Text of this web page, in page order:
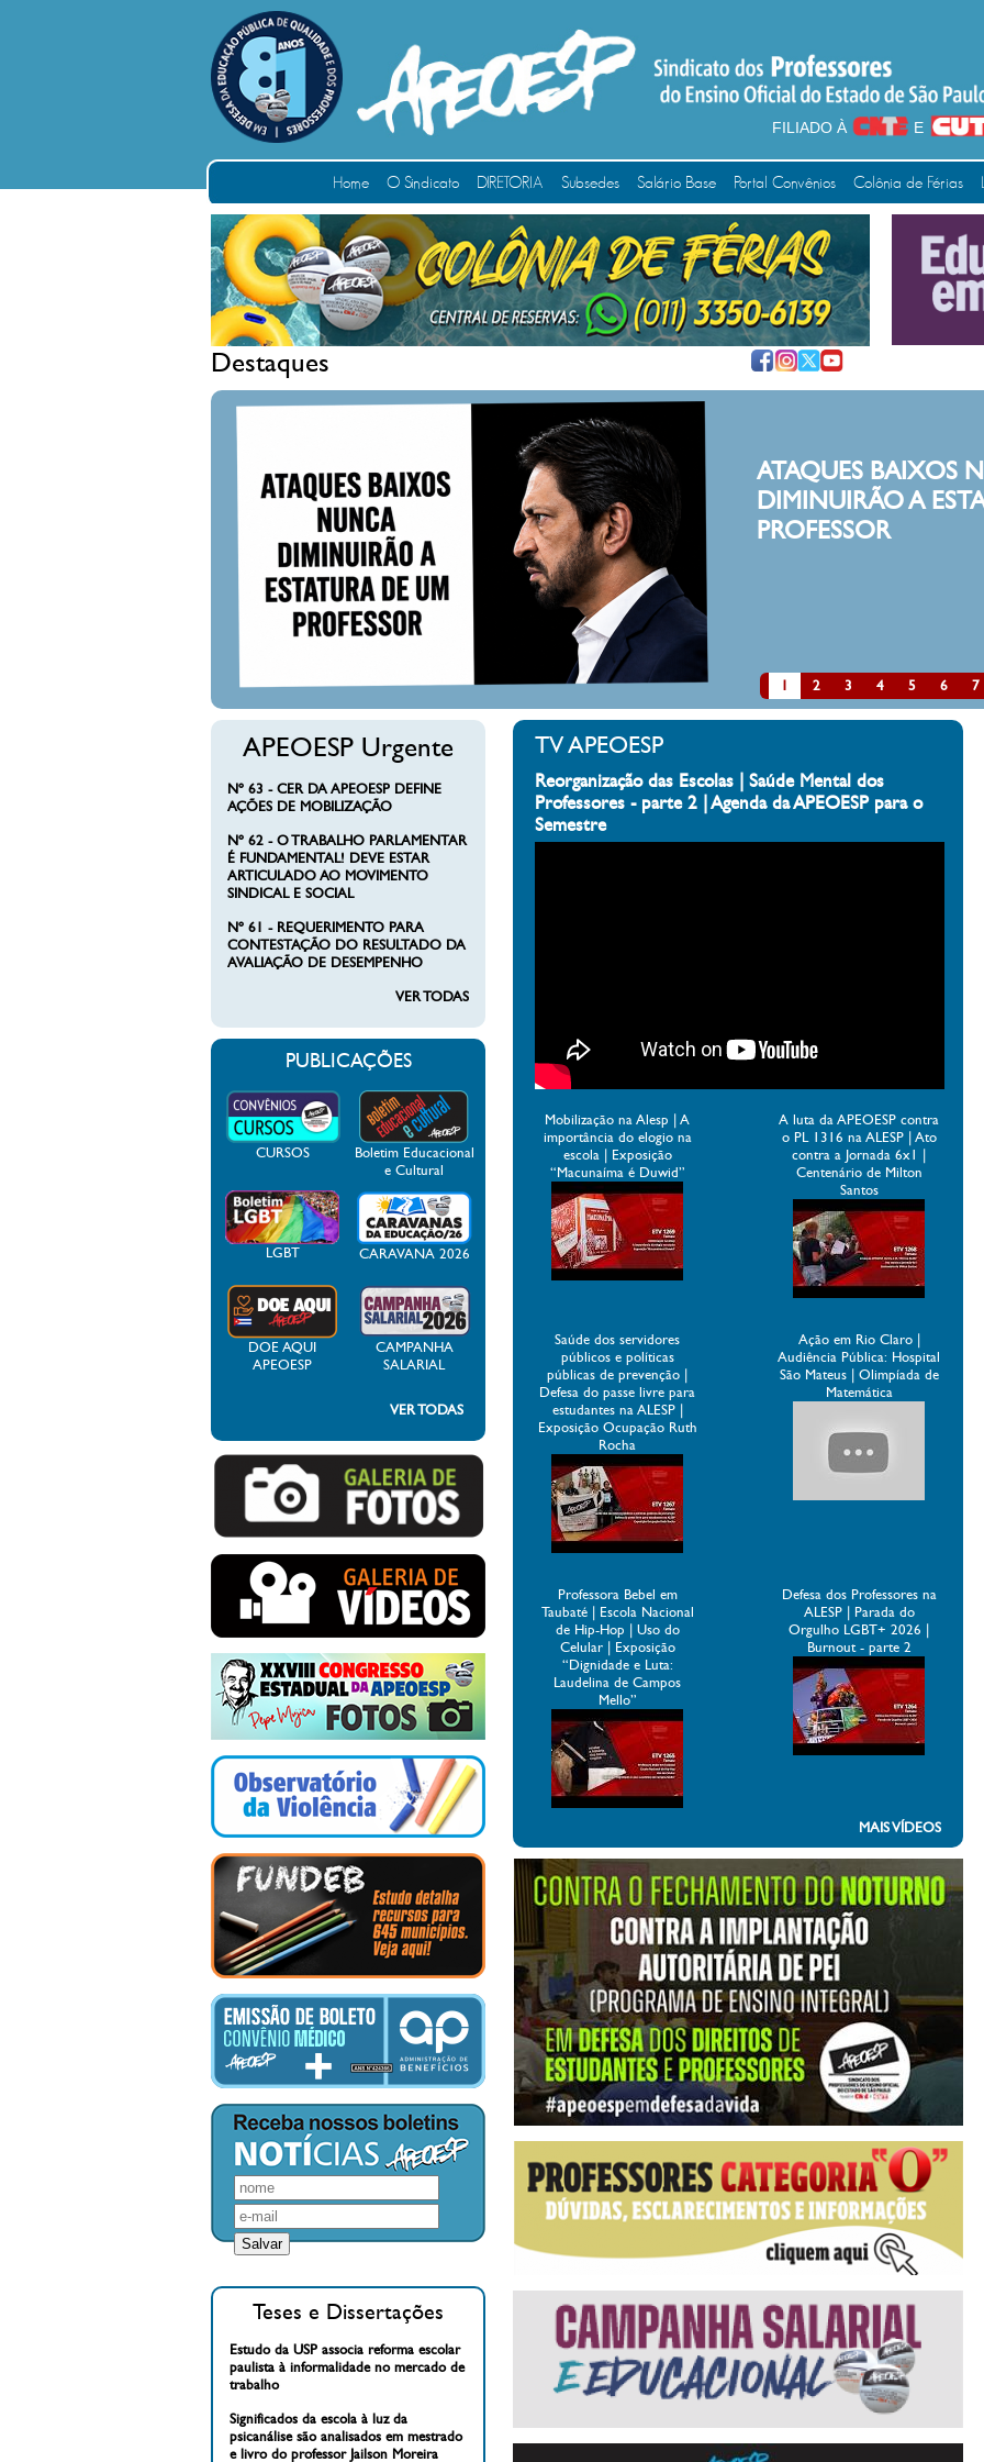
FILIADO À E
Home O Sindicato DIRETORIA Subsedes Salário Base Portal Convênios Colônia de Férias
Destaques
1 2 3 4 5 6 7
clique aqui
Estamos fartos
resoluções,
professores.
APEOESP Urgente
Nº 63 - CER DA APEOESP DEFINE
AÇÕES DE MOBILIZAÇÃO
Nº 62 - O TRABALHO PARLAMENTAR
É FUNDAMENTAL! DEVE ESTAR
ARTICULADO AO MOVIMENTO
SINDICAL E SOCIAL
Nº 61 - REQUERIMENTO PARA
CONTESTAÇÃO DO RESULTADO DA
AVALIAÇÃO DE DESEMPENHO
VER TODAS
PUBLICAÇÕES
CURSOS
Boletim Educacional
e Cultural
LGBT CARAVANA 2026
DOE AQUI
APEOESP
CAMPANHA
SALARIAL
VER TODAS
Teses e Dissertações
Estudo da USP associa reforma escolar
paulista à informalidade no mercado de
trabalho
Significados da escola à luz da
psicanálise são analisados em mestrado
e livro do professor Jailson Moreira
TV APEOESP
Reorganização das Escolas | Saúde Mental dos
Professores - parte 2 | Agenda da APEOESP para o
Semestre
Mobilização na Alesp | A
importância do elogio na
escola | Exposição
“Macunaíma é Duwid”
A luta da APEOESP contra
o PL 1316 na ALESP | Ato
contra a Jornada 6x1 |
Centenário de Milton
Santos
Saúde dos servidores
públicos e políticas
públicas de prevenção |
Defesa do passe livre para
estudantes na ALESP |
Exposição Ocupação Ruth
Rocha
Ação em Rio Claro |
Audiência Pública: Hospital
São Mateus | Olimpíada de
Matemática
Professora Bebel em
Taubaté | Escola Nacional
de Hip-Hop | Uso do
Celular | Exposição
“Dignidade e Luta:
Laudelina de Campos
Mello”
Defesa dos Professores na
ALESP | Parada do
Orgulho LGBT+ 2026 |
Burnout - parte 2
MAIS VÍDEOS